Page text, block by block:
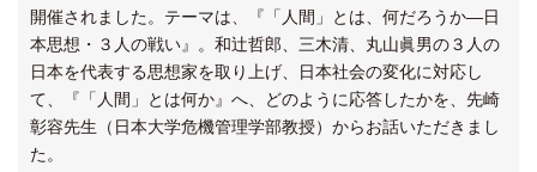
開催されました。テーマは、『「人間」とは、何だろうか―日
本思想・３人の戦い』。和辻哲郎、三木清、丸山眞男の３人の
日本を代表する思想家を取り上げ、日本社会の変化に対応し
て、『「人間」とは何か』へ、どのように応答したかを、先崎
彰容先生（日本大学危機管理学部教授）からお話いただきまし
た。